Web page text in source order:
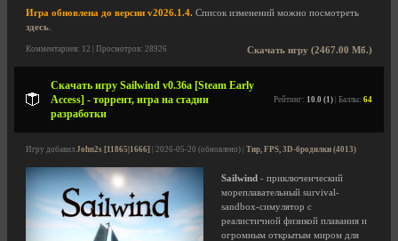
Игра обновлена до версии v2026.1.4. Список изменений можно посмотреть
здесь
Скачать игру (2467.00 Мб.)
Комментариев: 12 | Просмотров: 28926
Скачать игру Sailwind v0.36a [Steam Early
Access] - торрент, игра на стадии
разработки
Рейтинг: 10.0 (1) | Баллы: 64
Игру добавил John2s [11865|1666] | 2026-05-20 (обновлено) | Тир, FPS, 3D-бродилки (4013)
Sailwind - приключенческий
мореплавательный survival-
sandbox-симулятор с
реалистичной физикой плавания и
огромным открытым миром для